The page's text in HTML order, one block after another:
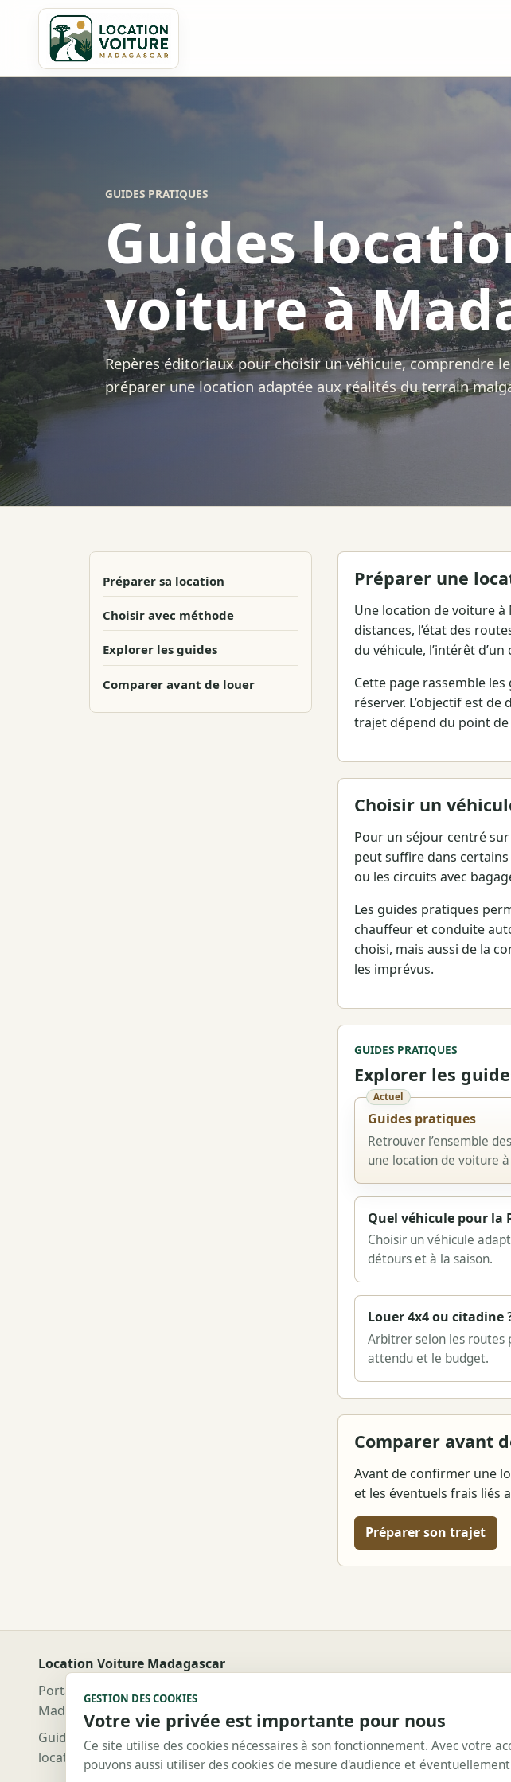
GUIDES PRATIQUES
Guides
voiture à
Repères éditoriaux pour choisir un véhicule, comprendre
préparer une location adaptée aux réalités du terrain
Préparer sa location
Choisir avec méthode
Explorer les guides
Comparer avant de louer
Préparer une
Une location de voiture à
distances, l’état des
du véhicule, l’intérêt
Cette page rassemble
réserver. L’objectif est
trajet dépend du point
Choisir un
Pour un séjour centré
peut suffire dans certains
ou les circuits avec
Les guides pratiques
chauffeur et conduite
choisi, mais aussi de la
les imprévus.
GUIDES PRATIQUES
Explorer les
Actuel
Guides pratiques
Retrouver l’ensemble
une location de voiture
Quel véhicule pour la
Choisir un véhicule
détours et à la saison.
Louer 4x4 ou citadine
Arbitrer selon les routes
attendu et le budget.
Comparer avant
Avant de confirmer une
et les éventuels frais liés
Préparer son trajet
Location Voiture Madagascar
Portail éditorial indépendant pour préparer une location de véhicule à
Madagascar.
Guides pratiques et informations utiles pour préparer un voyage et une
location de voiture à Madagascar.
GESTION DES COOKIES
Votre vie privée est importante pour nous
Ce site utilise des cookies nécessaires à son fonctionnement. Avec votre
pouvons aussi utiliser des cookies de mesure d'audience et